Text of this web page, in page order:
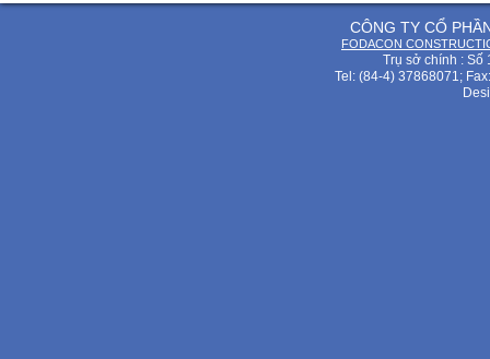
CÔNG TY CỔ
FODACON
Trụ sở chính : Số
Tel: (84-4) 37868071;